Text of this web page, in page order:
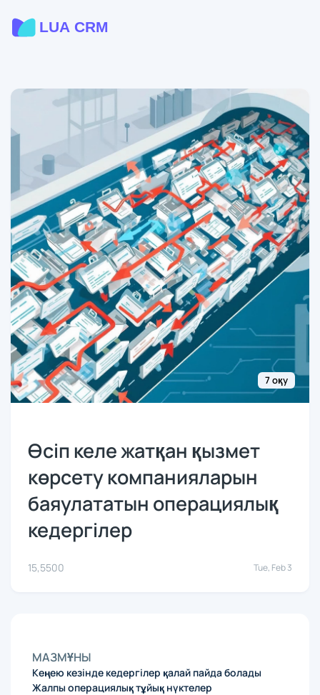
7 оқу
Өсіп келе жатқан қызмет
көрсету компанияларын
баяулататын операциялық
кедергілер
15,550 Tue, Feb 3
МАЗМҰНЫ
Кеңею кезінде кедергілер қалай пайда болады
Жалпы операциялық тұйық нүктелер